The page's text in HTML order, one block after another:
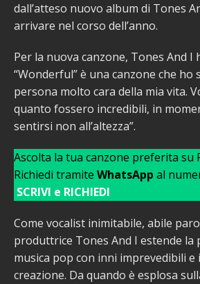
dall’atteso nuovo album di Tones
arrivare nel corso dell’anno.
Per la nuova canzone, Tones And I
“Wonderful” è una canzone che
persona molto cara della mia vita.
quanto fossero incredibili, in
sentirsi non all’altezza”.
Ascolta la tua canzone preferita su
Richiedi tramite WhatsApp al
SCRIVI e RICHIEDI
Come vocalist inimitabile, abile
produttrice Tones And I estende la
musica pop con inni imprevedibili e
creazione. Da quando è esplosa